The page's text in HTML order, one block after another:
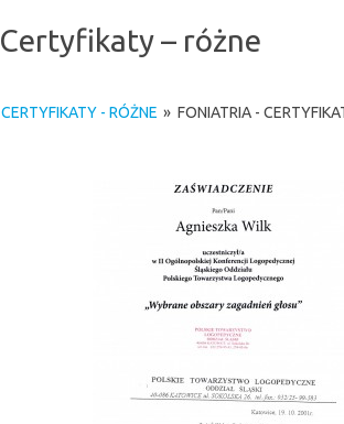
Certyfikaty – różne
CERTYFIKATY - RÓŻNE » FONIATRIA -